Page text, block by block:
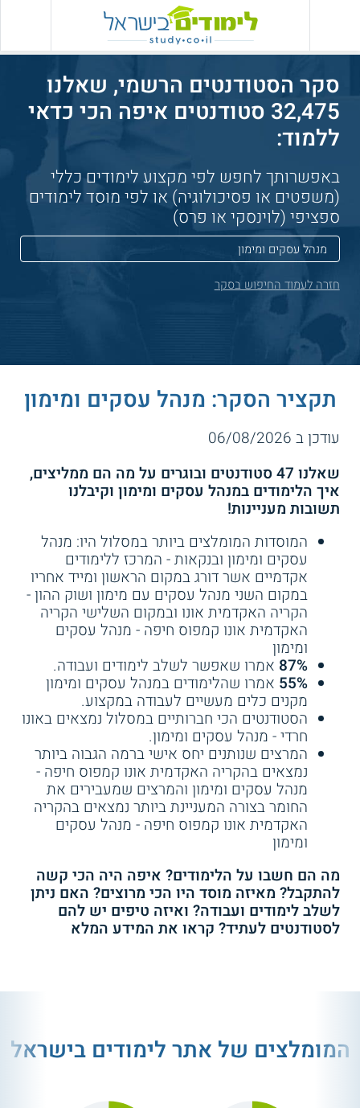
סקר הסטודנטים הרשמי, שאלנו
32,475 סטודנטים איפה הכי כדאי
ללמוד:
באפשרותך לחפש לפי מקצוע לימודים כללי
(משפטים או פסיכולוגיה) או לפי מוסד לימודים
ספציפי (לוינסקי או פרס)
חזרה לעמוד החיפוש בסקר
תקציר הסקר: מנהל עסקים ומימון
עודכן ב 06/08/2026
שאלנו 47 סטודנטים ובוגרים על מה הם ממליצים,
איך הלימודים במנהל עסקים ומימון וקיבלנו
תשובות מעניינות!
המוסדות המומלצים ביותר במסלול היו: מנהל
עסקים ומימון ובנקאות - המרכז ללימודים
אקדמיים אשר דורג במקום הראשון ומייד אחריו
במקום השני מנהל עסקים עם מימון ושוק ההון -
הקריה האקדמית אונו ובמקום השלישי הקריה
האקדמית אונו קמפוס חיפה - מנהל עסקים
ומימון
87% אמרו שאפשר לשלב לימודים ועבודה.
55% אמרו שהלימודים במנהל עסקים ומימון
מקנים כלים מעשיים לעבודה במקצוע.
הסטודנטים הכי חברותיים במסלול נמצאים באונו
חרדי - מנהל עסקים ומימון.
המרצים שנותנים יחס אישי ברמה הגבוה ביותר
נמצאים בהקריה האקדמית אונו קמפוס חיפה -
מנהל עסקים ומימון והמרצים שמעבירים את
החומר בצורה המעניינת ביותר נמצאים בהקריה
האקדמית אונו קמפוס חיפה - מנהל עסקים
ומימון
מה הם חשבו על הלימודים? איפה היה הכי קשה
להתקבל? מאיזה מוסד היו הכי מרוצים? האם ניתן
לשלב לימודים ועבודה? ואיזה טיפים יש להם
לסטודנטים לעתיד? קראו את המידע המלא
המומלצים של אתר לימודים בישראל